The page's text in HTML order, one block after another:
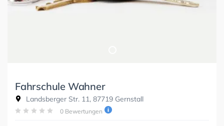
Fahrschule Wahner
Landsberger Str. 11, 87719 Gernstall
0 Bewertungen